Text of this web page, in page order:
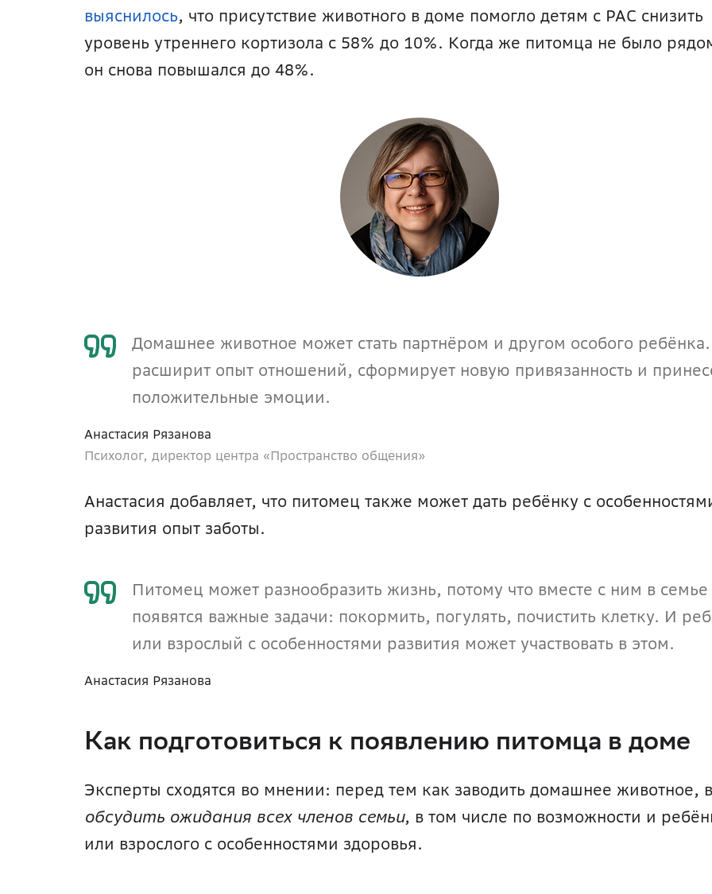
выяснилось, что присутствие животного в доме помогло детям с РАС снизить
уровень утреннего кортизола с 58% до 10%. Когда же питомца не было
он снова повышался до 48%.
Домашнее животное может стать партнёром и другом особого
расширит опыт отношений, сформирует новую привязанность и
положительные эмоции.
Анастасия Рязанова
Психолог, директор центра «Пространство общения»
Анастасия добавляет, что питомец также может дать ребёнку с
развития опыт заботы.
Питомец может разнообразить жизнь, потому что вместе с ним в семье
появятся важные задачи: покормить, погулять, почистить клетку. И
или взрослый с особенностями развития может участвовать в этом.
Анастасия Рязанова
Как подготовиться к появлению питомца в доме
обсудить ожидания всех членов семьи, в том числе по возможности и
или взрослого с особенностями здоровья.